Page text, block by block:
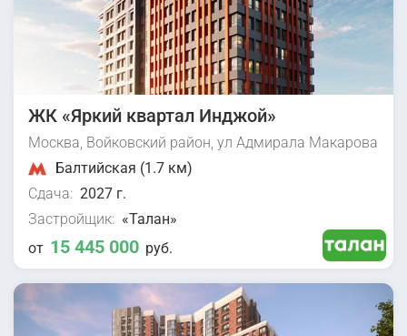
ЖК «Яркий квартал Инджой»
Москва, Войковский район, ул Адмирала Макарова
Балтийская (1.7 км)
Сдача: 2027 г.
Застройщик: «Талан»
от 15 445 000 руб.